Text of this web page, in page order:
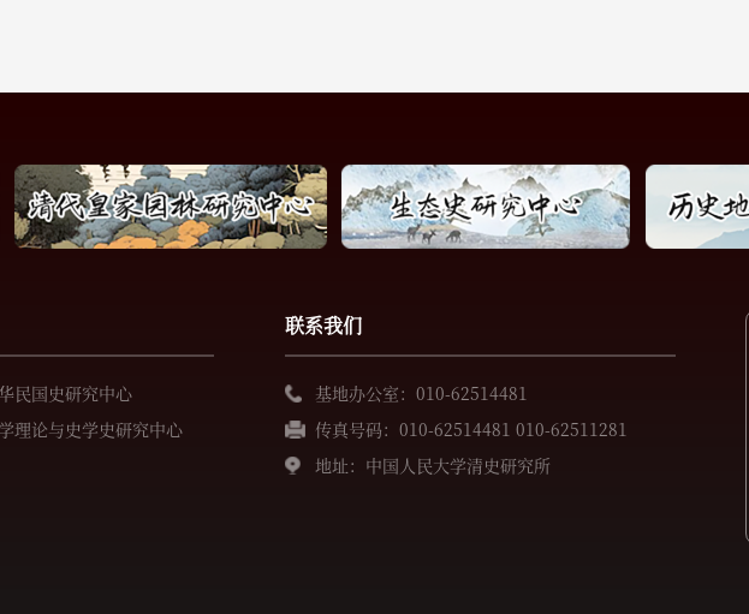
民国史研究中心
理论与史学史研究中心
联系我们
基地办公室：010-62514481
传真号码：010-62514481 010-62511281
地址：中国人民大学清史研究所